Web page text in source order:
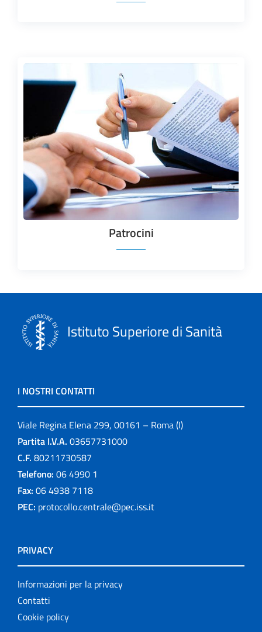
Patrocini
Istituto Superiore di Sanità
I NOSTRI CONTATTI
Viale Regina Elena 299, 00161 – Roma (I)
Partita I.V.A. 03657731000
C.F. 80211730587
Telefono: 06 4990 1
Fax: 06 4938 7118
PEC: protocollo.centrale@pec.iss.it
PRIVACY
Informazioni per la privacy
Contatti
Cookie policy